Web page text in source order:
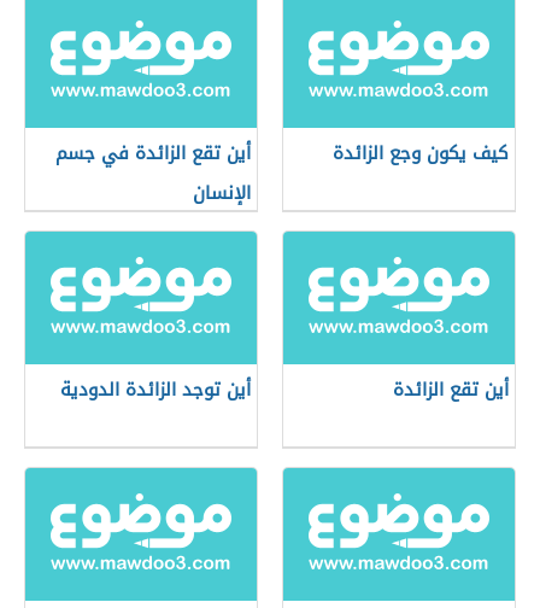
كيف يكون وجع الزائدة
أين تقع الزائدة في جسم
الإنسان
أين تقع الزائدة أين توجد الزائدة الدودية